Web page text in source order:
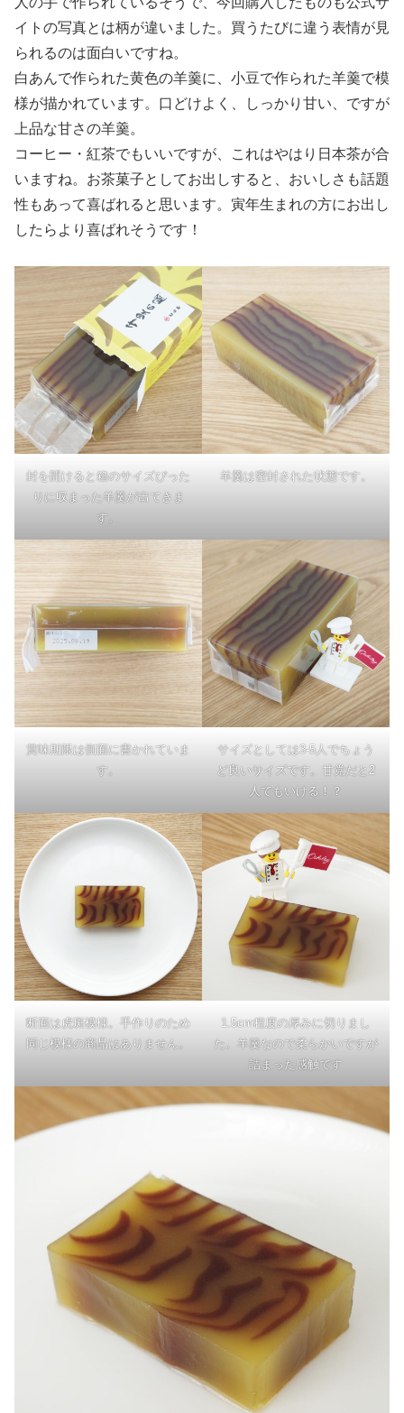
イトの写真とは柄が違いました。買うたびに違う表情が見
られるのは面白いですね。
白あんで作られた黄色の羊羹に、小豆で作られた羊羹で模
様が描かれています。口どけよく、しっかり甘い、ですが
上品な甘さの羊羹。
コーヒー・紅茶でもいいですが、これはやはり日本茶が合
いますね。お茶菓子としてお出しすると、おいしさも話題
性もあって喜ばれると思います。寅年生まれの方にお出し
したらより喜ばれそうです！
封を開けると箱のサイズぴった
りに収まった羊羹が出てきま
す。
羊羹は密封された状態です。
賞味期限は側面に書かれていま
す。
サイズとしては3-5人でちょう
ど良いサイズです。甘党だと2
人でもいける！？
断面は虎斑模様。手作りのため
同じ模様の商品はありません。
1.5cm程度の厚みに切りまし
た。羊羹なので柔らかいですが
詰まった感触です